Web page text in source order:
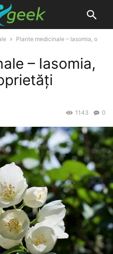
Plante medicinale – Iasomia, o
– Iasomia,
0
1143